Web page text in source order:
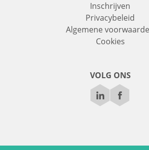
Inschrijven
Privacybeleid
Algemene
Cookies
VOLG ONS